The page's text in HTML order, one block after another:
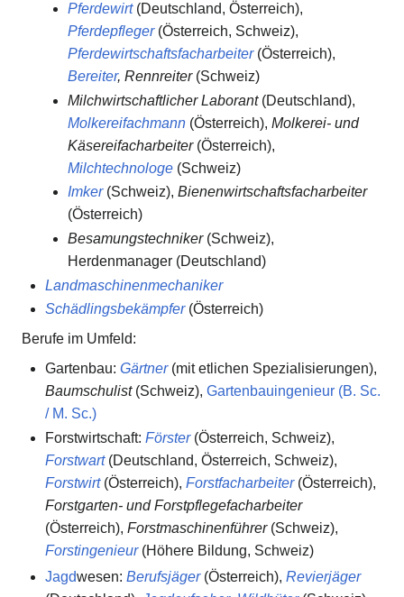
Pferdewirt(Deutschland, Österreich),
Pferdepfleger(Österreich, Schweiz),
Pferdewirtschaftsfacharbeiter(Österreich),
Bereiter, Rennreiter(Schweiz)
Milchwirtschaftlicher Laborant(Deutschland),
Molkereifachmann (Österreich),Molkerei- und
Käsereifacharbeiter(Österreich),
Milchtechnologe (Schweiz)
Imker(Schweiz),Bienenwirtschaftsfacharbeiter
(Österreich)
Besamungstechniker(Schweiz),
Herdenmanager (Deutschland)
Landmaschinenmechaniker
Schädlingsbekämpfer(Österreich)
Berufe im Umfeld:
Gartenbau: Gärtner(mit etlichen Spezialisierungen),
Baumschulist(Schweiz), Gartenbauingenieur (B. Sc.
/ M. Sc.)
Forstwirtschaft: Förster(Österreich, Schweiz),
Forstwart(Deutschland, Österreich, Schweiz),
Forstwirt(Österreich), Forstfacharbeiter(Österreich),
Forstgarten- und Forstpflegefacharbeiter
(Österreich), Forstmaschinenführer(Schweiz),
Forstingenieur(Höhere Bildung, Schweiz)
Jagdwesen: Berufsjäger(Österreich), Revierjäger